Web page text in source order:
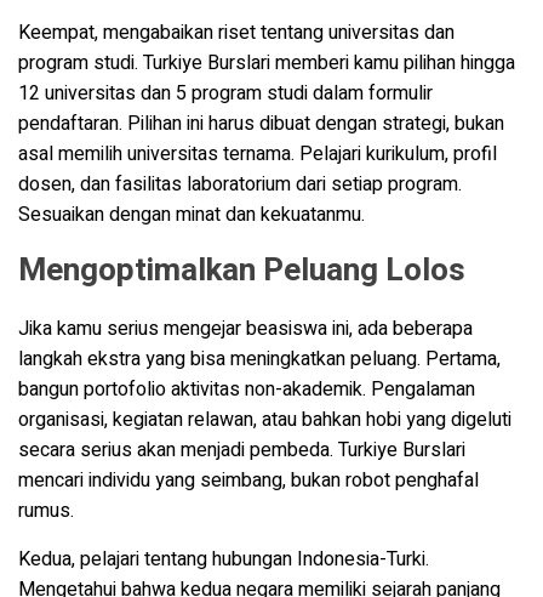
Keempat, mengabaikan riset tentang universitas dan
program studi. Turkiye Burslari memberi kamu pilihan hingga
12 universitas dan 5 program studi dalam formulir
pendaftaran. Pilihan ini harus dibuat dengan strategi, bukan
asal memilih universitas ternama. Pelajari kurikulum, profil
dosen, dan fasilitas laboratorium dari setiap program.
Sesuaikan dengan minat dan kekuatanmu.
Mengoptimalkan Peluang Lolos
Jika kamu serius mengejar beasiswa ini, ada beberapa
langkah ekstra yang bisa meningkatkan peluang. Pertama,
bangun portofolio aktivitas non-akademik. Pengalaman
organisasi, kegiatan relawan, atau bahkan hobi yang digeluti
secara serius akan menjadi pembeda. Turkiye Burslari
mencari individu yang seimbang, bukan robot penghafal
rumus.
Kedua, pelajari tentang hubungan Indonesia-Turki.
Mengetahui bahwa kedua negara memiliki sejarah panjang